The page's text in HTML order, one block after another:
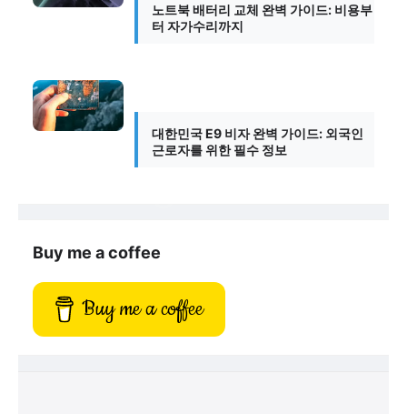
노트북 배터리 교체 완벽 가이드: 비용부
터 자가수리까지
대한민국 E9 비자 완벽 가이드: 외국인
근로자를 위한 필수 정보
Buy me a coffee
Buy me a coffee